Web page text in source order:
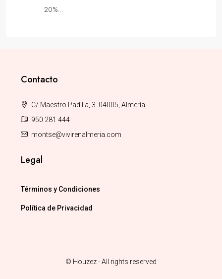
20%…
Contacto
C/ Maestro Padilla, 3. 04005, Almería
950 281 444
montse@vivirenalmeria.com
Legal
Términos y Condiciones
Política de Privacidad
© Houzez - All rights reserved